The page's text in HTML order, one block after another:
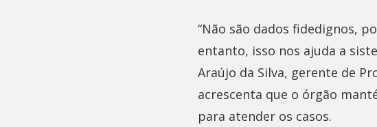
“Não são dados fidedignos,
entanto, isso nos ajuda a
Araújo da Silva, gerente de
acrescenta que o órgão
para atender os casos.